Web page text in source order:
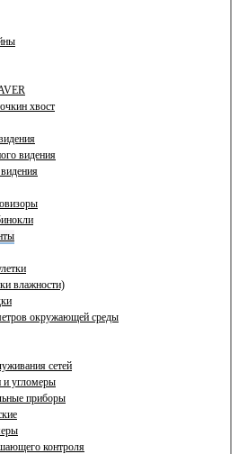
хвост
видения
влажности)
окружающей среды
сетей
угломеры
приборы
контроля